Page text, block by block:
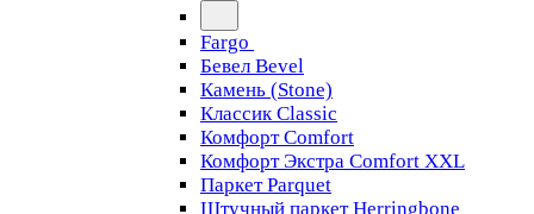
Fargo
Бевел Bevel
Камень (Stone)
Классик Classic
Комфорт Comfort
Комфорт Экстра Comfort XXL
Паркет Parquet
Штучный паркет Herringbone